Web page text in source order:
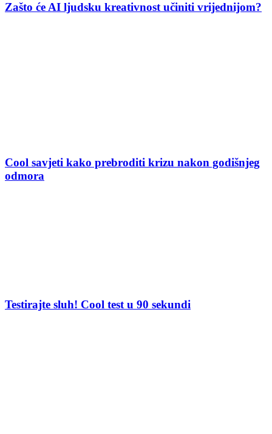
Zašto će AI ljudsku kreativnost učiniti vrijednijom?
Cool savjeti kako prebroditi krizu nakon godišnjeg
odmora
Testirajte sluh! Cool test u 90 sekundi